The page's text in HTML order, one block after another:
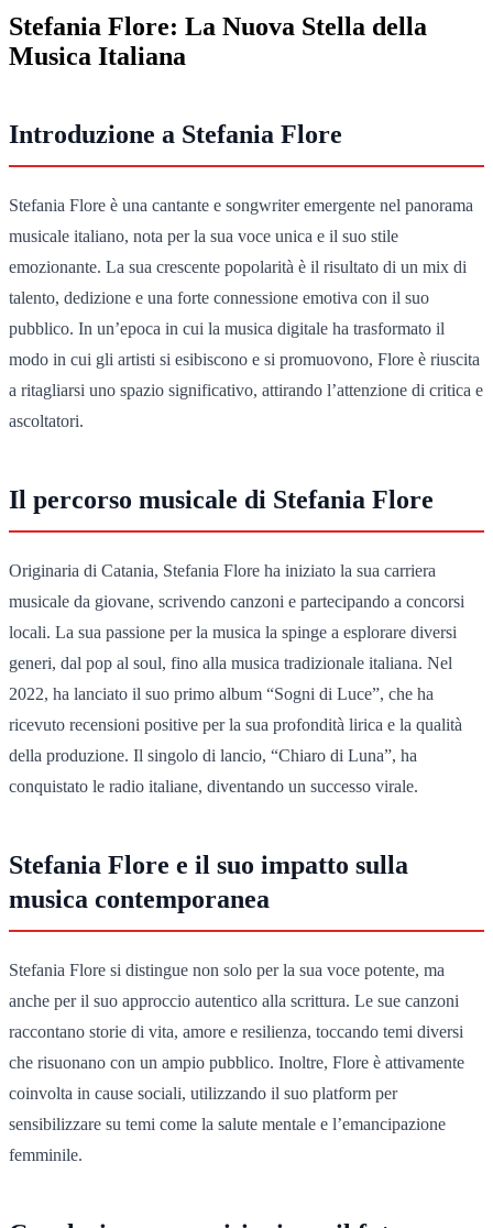
Stefania Flore: La Nuova Stella della
Musica Italiana
Introduzione a Stefania Flore
Stefania Flore è una cantante e songwriter emergente nel panorama
musicale italiano, nota per la sua voce unica e il suo stile
emozionante. La sua crescente popolarità è il risultato di un mix di
talento, dedizione e una forte connessione emotiva con il suo
pubblico. In un’epoca in cui la musica digitale ha trasformato il
modo in cui gli artisti si esibiscono e si promuovono, Flore è riuscita
a ritagliarsi uno spazio significativo, attirando l’attenzione di critica e
ascoltatori.
Il percorso musicale di Stefania Flore
Originaria di Catania, Stefania Flore ha iniziato la sua carriera
musicale da giovane, scrivendo canzoni e partecipando a concorsi
locali. La sua passione per la musica la spinge a esplorare diversi
generi, dal pop al soul, fino alla musica tradizionale italiana. Nel
2022, ha lanciato il suo primo album “Sogni di Luce”, che ha
ricevuto recensioni positive per la sua profondità lirica e la qualità
della produzione. Il singolo di lancio, “Chiaro di Luna”, ha
conquistato le radio italiane, diventando un successo virale.
Stefania Flore e il suo impatto sulla
musica contemporanea
Stefania Flore si distingue non solo per la sua voce potente, ma
anche per il suo approccio autentico alla scrittura. Le sue canzoni
raccontano storie di vita, amore e resilienza, toccando temi diversi
che risuonano con un ampio pubblico. Inoltre, Flore è attivamente
coinvolta in cause sociali, utilizzando il suo platform per
sensibilizzare su temi come la salute mentale e l’emancipazione
femminile.